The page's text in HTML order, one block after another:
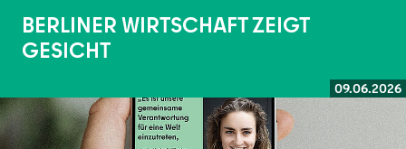
BERLINER WIRTSCHAFT ZEIGT
GESICHT
09.06.2026